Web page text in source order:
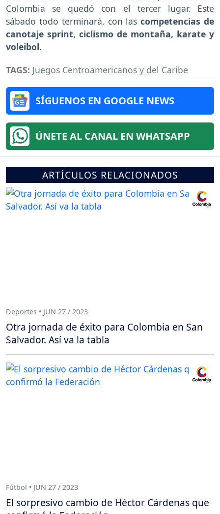
Colombia se quedó con el tercer lugar. Este
sábado todo terminará, con lascompetencias de
canotaje sprint, ciclismo de montaña, karate y
voleibol.
TAGS: Juegos Centroamericanos y del Caribe
SÍGUENOS EN GOOGLE NEWS
ÚNETE AL CANAL EN WHATSAPP
ARTÍCULOS RELACIONADOS
Deportes • JUN 27 / 2023
Otra jornada de éxito para Colombia en San
Salvador. Así va la tabla
Fútbol • JUN 27 / 2023
El sorpresivo cambio de Héctor Cárdenas que